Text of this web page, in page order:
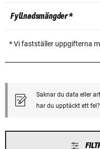
Fyllnadsmängder *
* Vi fastställer uppgifterna
Saknar du data eller
har du upptäckt ett